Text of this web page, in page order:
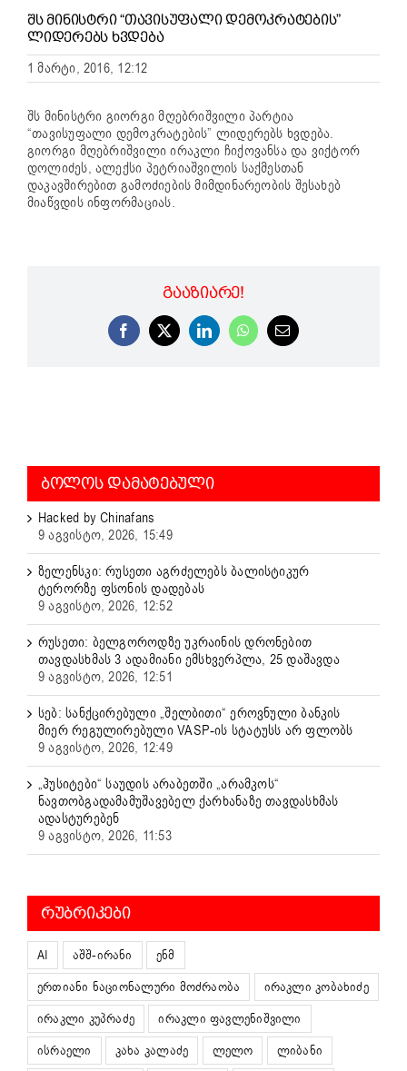
ᲨᲡ ᲛᲘᲜᲘᲡᲢᲠᲘ “ᲗᲐᲕᲘᲡᲣᲤᲐᲚᲘ ᲓᲔᲛᲝᲙᲠᲐᲢᲔᲑᲘᲡ”
ᲚᲘᲓᲔᲠᲔᲑᲡ ᲮᲕᲓᲔᲑᲐ
1 მარტი, 2016, 12:12
შს მინისტრი გიორგი მღებრიშვილი პარტია
“თავისუფალი დემოკრატების” ლიდერებს ხვდება.
გიორგი მღებრიშვილი ირაკლი ჩიქოვანსა და ვიქტორ
დოლიძეს, ალექსი პეტრიაშვილის საქმესთან
დაკავშირებით გამოძიების მიმდინარეობის შესახებ
მიაწვდის ინფორმაციას.
ᲒᲐᲐᲖᲘᲐᲠᲔ!
Facebook
X LinkedInWhatsApp
Email
ᲑᲝᲚᲝᲡ ᲓᲐᲛᲐᲢᲔᲑᲣᲚᲘ
Hacked by Chinafans
9 აგვისტო, 2026, 15:49
ზელენსკი: რუსეთი აგრძელებს ბალისტიკურ
ტერორზე ფსონის დადებას
9 აგვისტო, 2026, 12:52
რუსეთი: ბელგოროდზე უკრაინის დრონებით
თავდასხმას 3 ადამიანი ემსხვერპლა, 25 დაშავდა
9 აგვისტო, 2026, 12:51
სებ: სანქცირებული „შელბითი“ ეროვნული ბანკის
მიერ რეგულირებული VASP-ის სტატუსს არ ფლობს
9 აგვისტო, 2026, 12:49
„ჰუსიტები“ საუდის არაბეთში „არამკოს“
ნავთობგადამამუშავებელ ქარხანაზე თავდასხმას
ადასტურებენ
9 აგვისტო, 2026, 11:53
ᲠᲣᲑᲠᲘᲙᲔᲑᲘ
AI აშშ-ირანი
ენმ
ერთიანი ნაციონალური მოძრაობა
ირაკლი კობახიძე
ირაკლი კუპრაძე
ირაკლი ფავლენიშვილი
ისრაელი
კახა კალაძე ლელო
ლიბანი